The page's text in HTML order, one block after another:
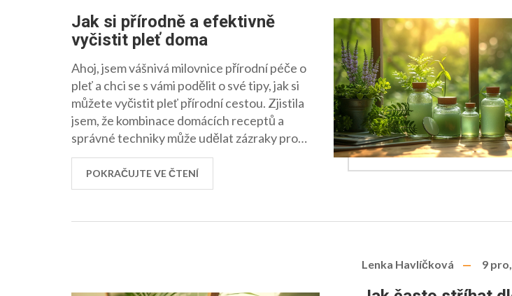
Jak si přírodně a efektivně
vyčistit pleť doma
Ahoj, jsem vášnivá milovnice přírodní péče o
pleť a chci se s vámi podělit o své tipy, jak si
můžete vyčistit pleť přírodní cestou. Zjistila
jsem, že kombinace domácích receptů a
správné techniky může udělat zázraky pro
naši pleť. Ve svém článku vám prozradím, jak
si můžete pomocí jednoduchých ingrediencí
z vaší kuchyně připravit čisticí masky a
péče může posílit vaši pokožku a udržet ji
POKRAČUJTE VE ČTENÍ
Lenka Havlíčková 9